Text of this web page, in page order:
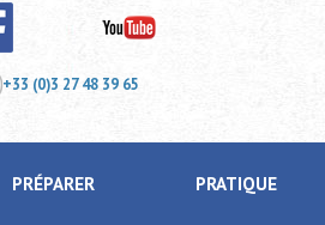
+33 (0)3 27 48 39 65
PRÉPARER PRATIQUE